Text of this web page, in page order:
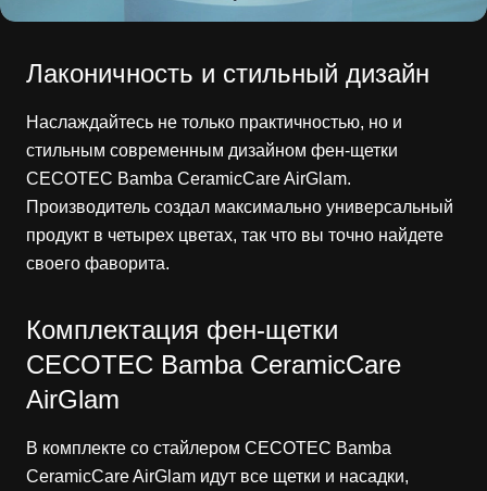
Лаконичность и стильный дизайн
Наслаждайтесь не только практичностью, но и
стильным современным дизайном фен-щетки
CECOTEC Bamba CeramicCare AirGlam.
Производитель создал максимально универсальный
продукт в четырех цветах, так что вы точно найдете
своего фаворита.
Комплектация фен-щетки
CECOTEC Bamba CeramicCare
AirGlam
В комплекте со стайлером CECOTEC Bamba
CeramicCare AirGlam идут все щетки и насадки,